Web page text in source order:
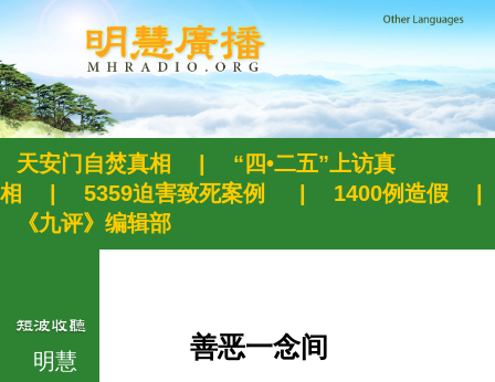
天安门自焚真相
“四•二五”上访真
相
5359迫害致死案例 1400例造假
《九评》编辑部
明慧 善恶一念间